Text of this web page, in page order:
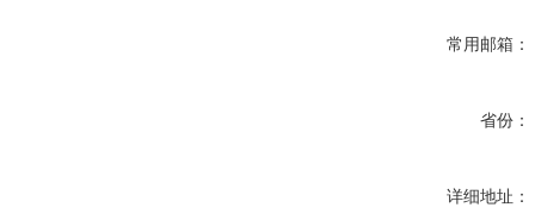
常用邮箱：
省份：
详细地址：